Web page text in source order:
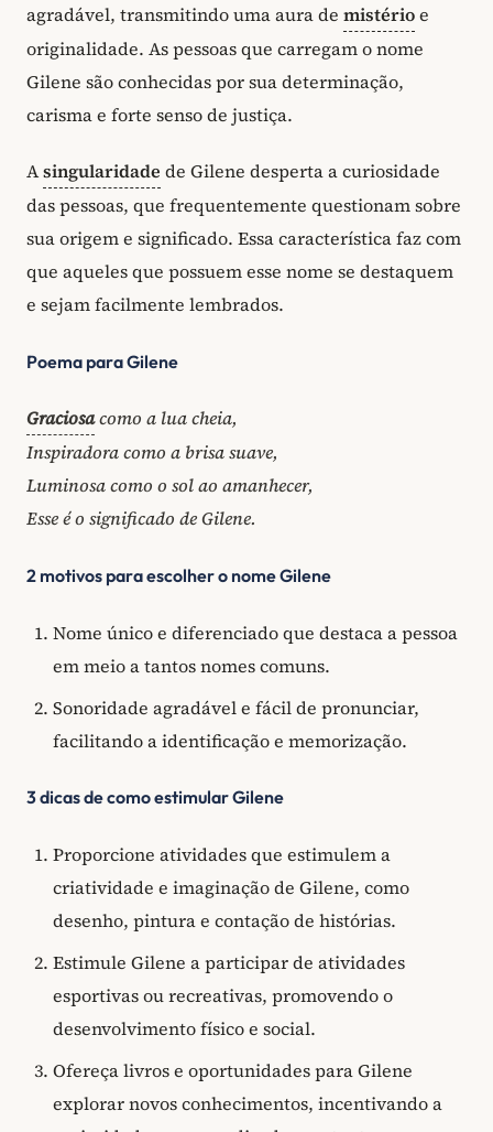
agradável, transmitindo uma aura de mistérioe
originalidade. As pessoas que carregam o nome
Gilene são conhecidas por sua determinação,
carisma e forte senso de justiça.
Asingularidade de Gilene desperta a curiosidade
das pessoas, que frequentemente questionam sobre
sua origem e significado. Essa característica faz com
que aqueles que possuem esse nome se destaquem
e sejam facilmente lembrados.
Poema para Gilene
Graciosacomo a lua cheia,
Inspiradora como a brisa suave,
Luminosa como o sol ao amanhecer,
Esse é o significado de Gilene.
2 motivos para escolher o nome Gilene
Nome único e diferenciado que destaca a pessoa
em meio a tantos nomes comuns.
Sonoridade agradável e fácil de pronunciar,
facilitando a identificação e memorização.
3 dicas de como estimular Gilene
Proporcione atividades que estimulem a
criatividade e imaginação de Gilene, como
desenho, pintura e contação de histórias.
Estimule Gilene a participar de atividades
esportivas ou recreativas, promovendo o
desenvolvimento físico e social.
Ofereça livros e oportunidades para Gilene
explorar novos conhecimentos, incentivando a